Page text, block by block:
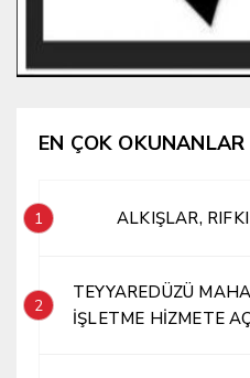
EN ÇOK OKUNANLAR
1 ALKIŞLAR,
2
TEYYAREDÜZÜ
İŞLETME HİZMETE